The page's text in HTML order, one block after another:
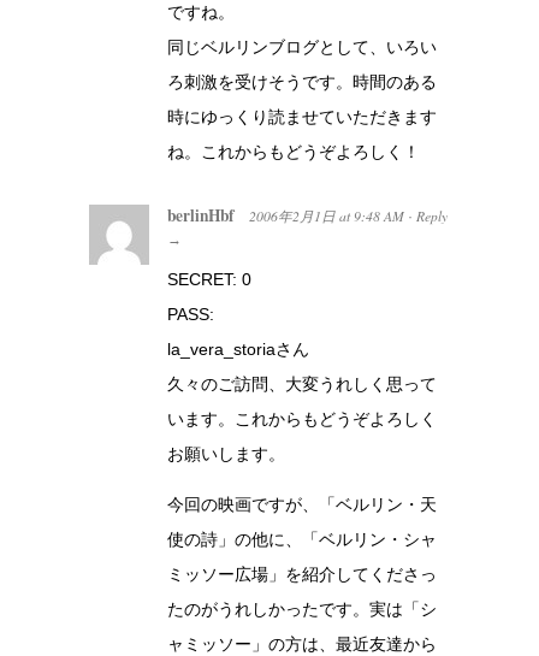
ですね。
同じベルリンブログとして、いろい
ろ刺激を受けそうです。時間のある
時にゆっくり読ませていただきます
ね。これからもどうぞよろしく！
berlinHbf 2006年2月1日 at 9:48 AM · Reply
→
SECRET: 0
PASS:
la_vera_storiaさん
久々のご訪問、大変うれしく思って
います。これからもどうぞよろしく
お願いします。
今回の映画ですが、「ベルリン・天
使の詩」の他に、「ベルリン・シャ
ミッソー広場」を紹介してくださっ
たのがうれしかったです。実は「シ
ャミッソー」の方は、最近友達から